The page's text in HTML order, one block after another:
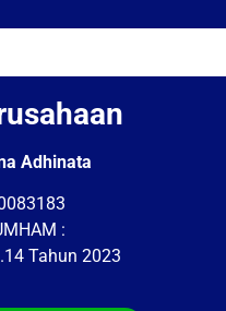
Adhinata
:
Tahun 2023